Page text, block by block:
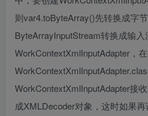
则var4.toByteArray()先转换成字
ByteArrayInputStream转换成输
WorkContextXmlInputAdapter，在
WorkContextXmlInputAdapter接
成XMLDecoder对象，这时如果